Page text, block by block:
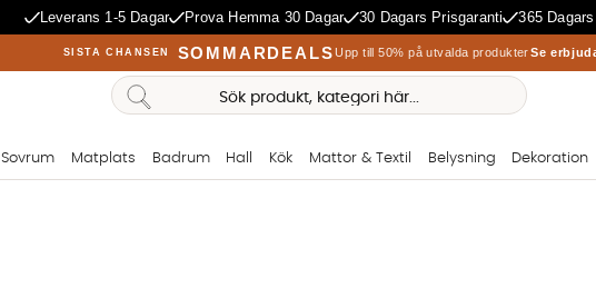
Leverans 1-5 Dagar Prova Hemma 30 Dagar 30 Dagars Prisgaranti 365
SISTA CHANSEN SOMMARDEALSUpp till 50% på utvalda produkterSe
Sovrum Matplats Badrum Hall Kök Mattor & Textil Belysning Dekoration